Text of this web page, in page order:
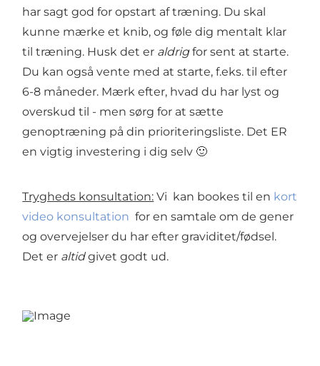
har sagt god for opstart af træning. Du skal
kunne mærke et knib, og føle dig mentalt klar
til træning. Husk det er aldrigfor sent at starte.
Du kan også vente med at starte, f.eks. til efter
6-8 måneder. Mærk efter, hvad du har lyst og
overskud til - men sørg for at sætte
genoptræning på din prioriteringsliste. Det ER
en vigtig investering i dig selv 🙂
Trygheds konsultation: Vi kan bookes til en kort
video konsultation for en samtale om de gener
og overvejelser du har efter graviditet/fødsel.
Det er altidgivet godt ud.